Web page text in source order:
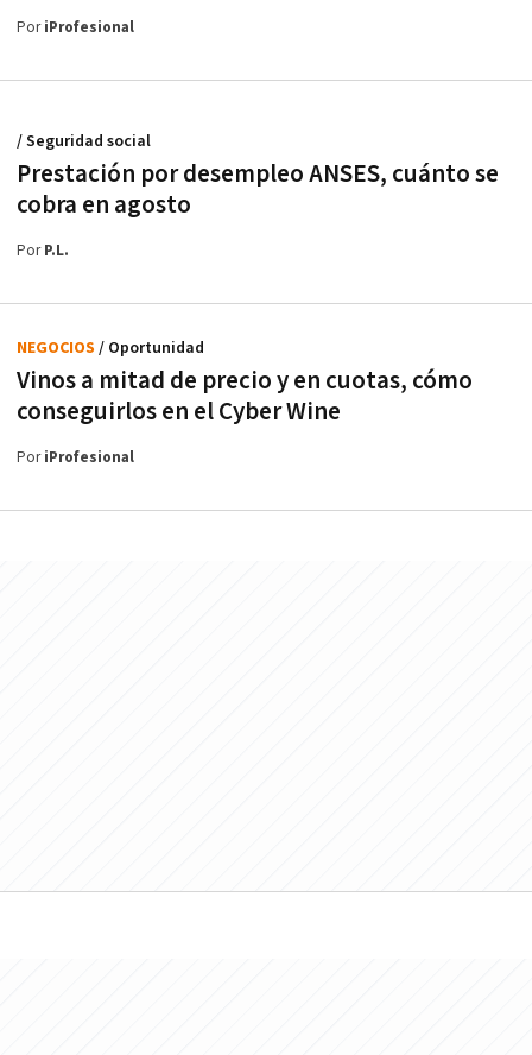
PoriProfesional
Prestación por desempleo ANSES, cuánto se
cobra en agosto
/ Seguridad social
PorP.L.
Vinos a mitad de precio y en cuotas, cómo
conseguirlos en el Cyber Wine
NEGOCIOS / Oportunidad
PoriProfesional